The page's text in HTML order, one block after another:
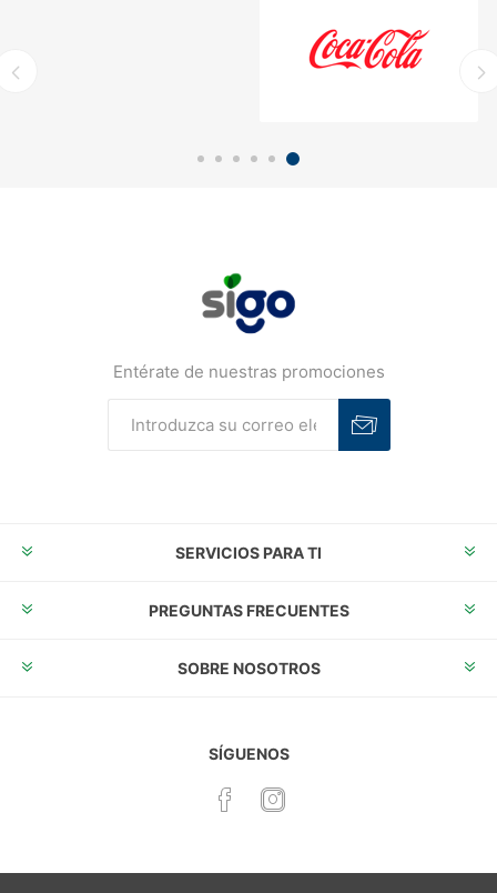
Entérate de nuestras promociones
SERVICIOS PARA TI
PREGUNTAS FRECUENTES
SOBRE NOSOTROS
SÍGUENOS